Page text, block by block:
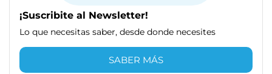
¡Suscribite al Newsletter!
Lo que necesitas saber, desde donde necesites
SABER MÁS